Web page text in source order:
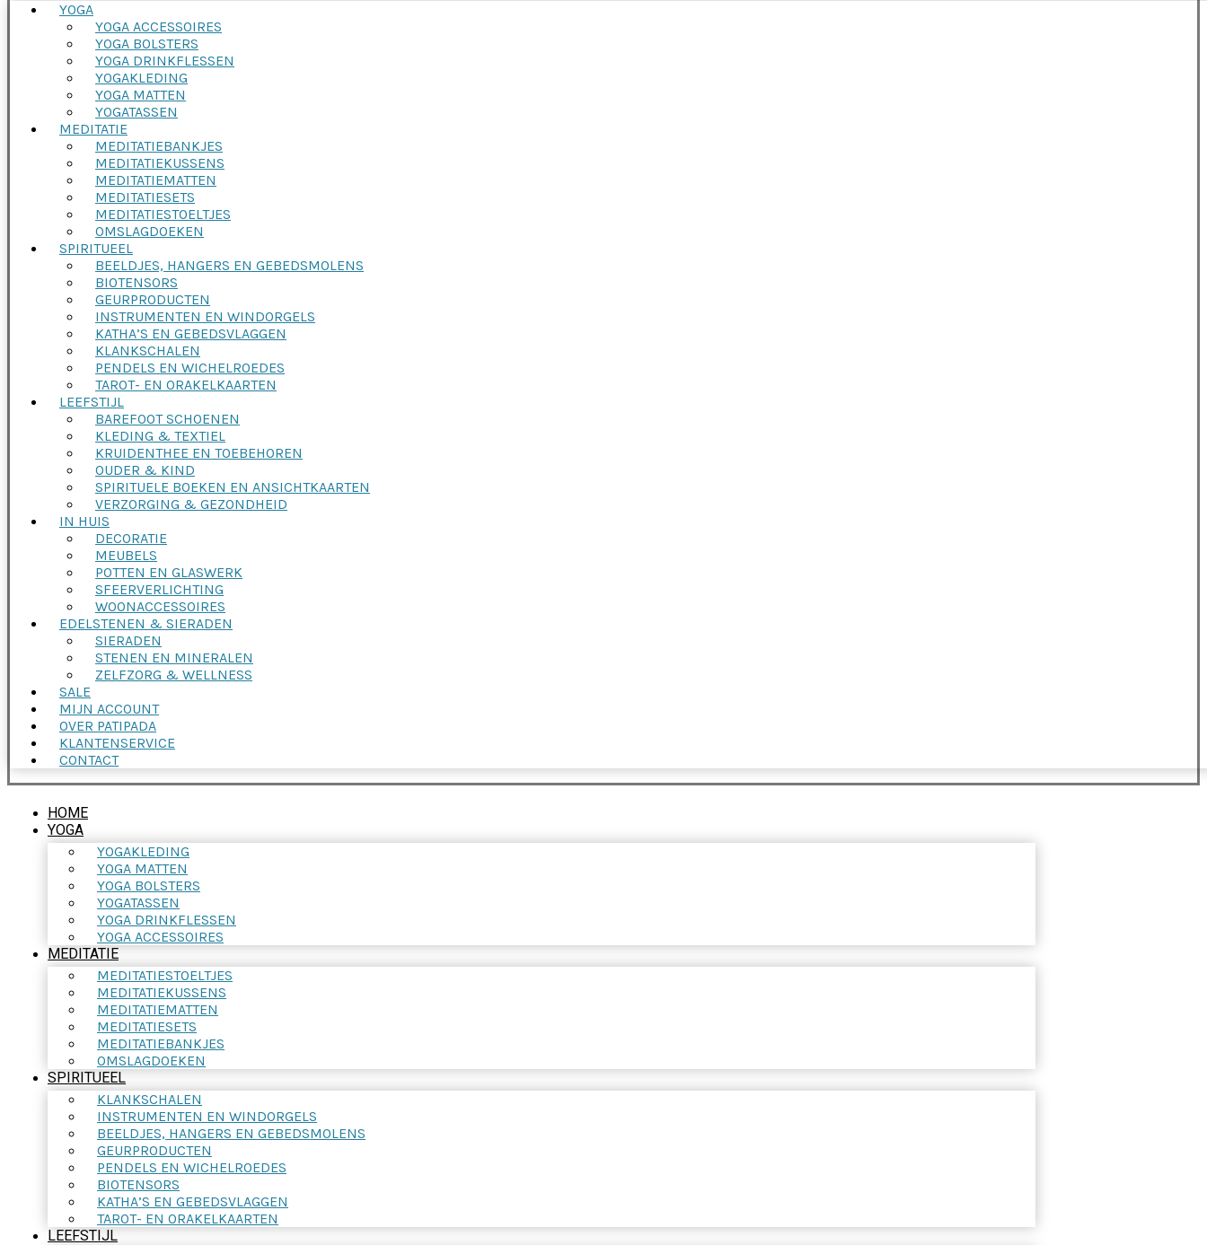
YOGA
YOGA ACCESSOIRES
YOGA BOLSTERS
YOGA DRINKFLESSEN
YOGAKLEDING
YOGA MATTEN
YOGATASSEN
MEDITATIE
MEDITATIEBANKJES
MEDITATIEKUSSENS
MEDITATIEMATTEN
MEDITATIESETS
MEDITATIESTOELTJES
OMSLAGDOEKEN
SPIRITUEEL
BEELDJES, HANGERS EN GEBEDSMOLENS
BIOTENSORS
GEURPRODUCTEN
INSTRUMENTEN EN WINDORGELS
KATHA’S EN GEBEDSVLAGGEN
KLANKSCHALEN
PENDELS EN WICHELROEDES
TAROT- EN ORAKELKAARTEN
LEEFSTIJL
BAREFOOT SCHOENEN
KLEDING & TEXTIEL
KRUIDENTHEE EN TOEBEHOREN
OUDER & KIND
SPIRITUELE BOEKEN EN ANSICHTKAARTEN
VERZORGING & GEZONDHEID
IN HUIS
DECORATIE
MEUBELS
POTTEN EN GLASWERK
SFEERVERLICHTING
WOONACCESSOIRES
EDELSTENEN & SIERADEN
SIERADEN
STENEN EN MINERALEN
ZELFZORG & WELLNESS
SALE
MIJN ACCOUNT
OVER PATIPADA
KLANTENSERVICE
CONTACT
HOME
YOGA
YOGAKLEDING
YOGA MATTEN
YOGA BOLSTERS
YOGATASSEN
YOGA DRINKFLESSEN
YOGA ACCESSOIRES
MEDITATIE
MEDITATIESTOELTJES
MEDITATIEKUSSENS
MEDITATIEMATTEN
MEDITATIESETS
MEDITATIEBANKJES
OMSLAGDOEKEN
SPIRITUEEL
KLANKSCHALEN
INSTRUMENTEN EN WINDORGELS
BEELDJES, HANGERS EN GEBEDSMOLENS
GEURPRODUCTEN
PENDELS EN WICHELROEDES
BIOTENSORS
KATHA’S EN GEBEDSVLAGGEN
TAROT- EN ORAKELKAARTEN
LEEFSTIJL